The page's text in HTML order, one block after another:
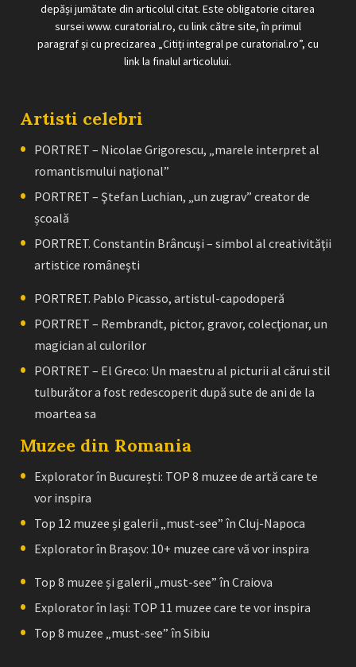
depăși jumătate din articolul citat. Este obligatorie citarea
sursei www. curatorial.ro, cu link către site, în primul
paragraf și cu precizarea „Citiți integral pe curatorial.ro”, cu
link la finalul articolului.
Artisti celebri
PORTRET – Nicolae Grigorescu, „marele interpret al
romantismului naţional”
PORTRET – Ştefan Luchian, „un zugrav” creator de
școală
PORTRET. Constantin Brâncuşi – simbol al creativităţii
artistice româneşti
PORTRET. Pablo Picasso, artistul-capodoperă
PORTRET – Rembrandt, pictor, gravor, colecţionar, un
magician al culorilor
PORTRET – El Greco: Un maestru al picturii al cărui stil
tulburător a fost redescoperit după sute de ani de la
moartea sa
Muzee din Romania
Explorator în București: TOP 8 muzee de artă care te
vor inspira
Top 12 muzee și galerii „must-see” în Cluj-Napoca
Explorator în Brașov: 10+ muzee care vă vor inspira
Top 8 muzee și galerii „must-see” în Craiova
Explorator în Iași: TOP 11 muzee care te vor inspira
Top 8 muzee „must-see” în Sibiu